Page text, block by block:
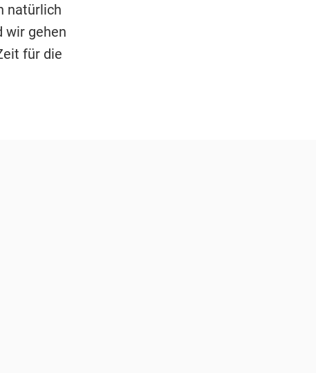
natürlich
wir gehen
für die